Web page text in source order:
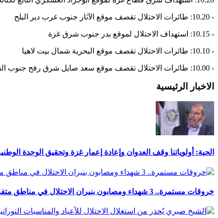
- 10.20: طائرات الاحتلال تقصف موقع الآثار جنوب غرب دير البلح
- 10.15: استهداف الاحتلال لموقع بدر جنوب شرق غزة
- 10.10: طائرات الاحتلال تقصف موقع البحرية شمال بيت لاهيا
- 10.00: طائرات الاحتلال تقصف موقع سعد صايل شرق رفح جنوب القطاع
الاخبار الرئيسية
الحية: أولوياتنا وقف العدوان وإعادة إعمار غزة وتحقيق الوحدة
خروقات مستمرة.. 3 شهداء ومصابون بنيران الاحتلال في مناطق متفرقة بالقطاع